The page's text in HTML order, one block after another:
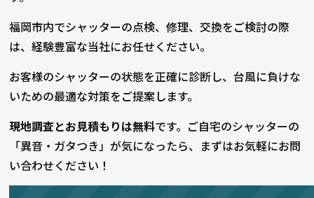
福岡市内でシャッターの点検、修理、交換をご検討の際
は、経験豊富な当社にお任せください。
お客様のシャッターの状態を正確に診断し、台風に負けな
いための最適な対策をご提案します。
現地調査とお見積もりは無料です。ご自宅のシャッターの
「異音・ガタつき」が気になったら、まずはお気軽にお問
い合わせください！